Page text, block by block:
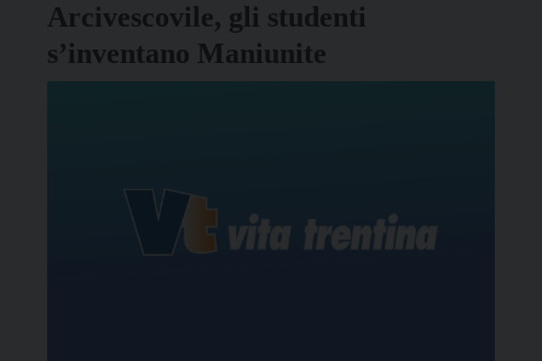
Arcivescovile, gli studenti
s’inventano Maniunite